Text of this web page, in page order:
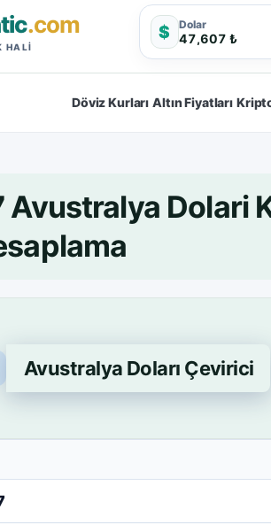
.com
HALI
$ Dolar
47,607 ₺
Döviz Kurları Altın Fiyatları
Avustralya Dolari
Avustralya Doları Çevirici